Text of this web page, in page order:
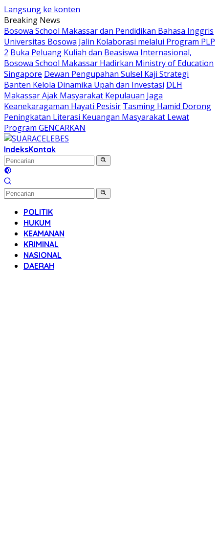
Langsung ke konten
Breaking News
Bosowa School Makassar dan Pendidikan Bahasa Inggris
Universitas Bosowa Jalin Kolaborasi melalui Program PLP
2 Buka Peluang Kuliah dan Beasiswa Internasional,
Bosowa School Makassar Hadirkan Ministry of Education
Singapore Dewan Pengupahan Sulsel Kaji Strategi
Banten Kelola Dinamika Upah dan Investasi DLH
Makassar Ajak Masyarakat Kepulauan Jaga
Keanekaragaman Hayati Pesisir Tasming Hamid Dorong
Peningkatan Literasi Keuangan Masyarakat Lewat
Program GENCARKAN
IndeksKontak
POLITIK
HUKUM
KEAMANAN
KRIMINAL
NASIONAL
DAERAH